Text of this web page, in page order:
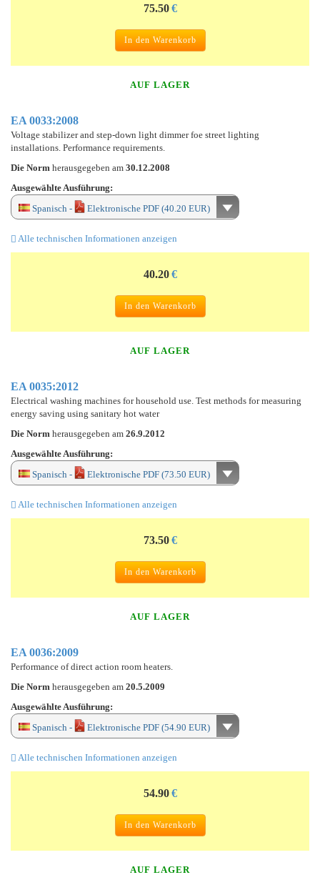
75.50 €
In den Warenkorb
AUF LAGER
EA 0033:2008
Voltage stabilizer and step-down light dimmer foe street lighting
installations. Performance requirements.
Die Norm herausgegeben am 30.12.2008
Ausgewählte Ausführung:
Spanisch -
Elektronische PDF (40.20 EUR)
Alle technischen Informationen anzeigen
40.20 €
In den Warenkorb
AUF LAGER
EA 0035:2012
Electrical washing machines for household use. Test methods for measuring
energy saving using sanitary hot water
Die Norm herausgegeben am 26.9.2012
Ausgewählte Ausführung:
Spanisch -
Elektronische PDF (73.50 EUR)
Alle technischen Informationen anzeigen
73.50 €
In den Warenkorb
AUF LAGER
EA 0036:2009
Performance of direct action room heaters.
Die Norm herausgegeben am 20.5.2009
Ausgewählte Ausführung:
Spanisch -
Elektronische PDF (54.90 EUR)
Alle technischen Informationen anzeigen
54.90 €
In den Warenkorb
AUF LAGER